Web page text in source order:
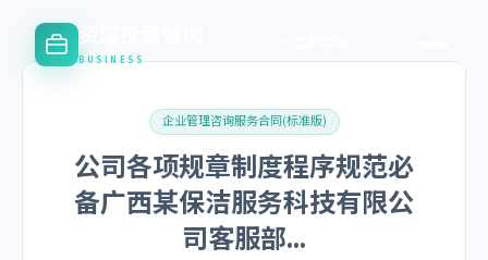
资深投资咨询
BUSINESS
企业管理咨询服务合同(标准版)
公司各项规章制度程序规范必
备广西某保洁服务科技有限公
司客服部...